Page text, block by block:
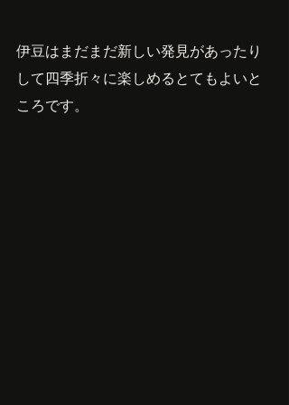
伊豆はまだまだ新しい発見があったり
して四季折々に楽しめるとてもよいと
ころです。